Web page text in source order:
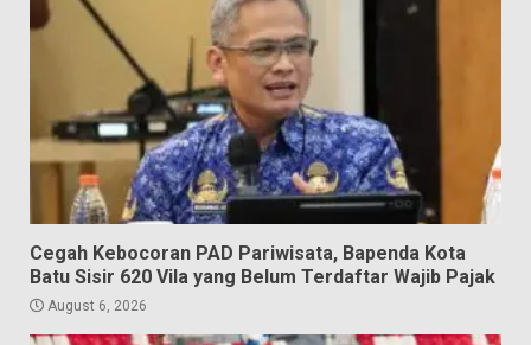
Cegah Kebocoran PAD Pariwisata, Bapenda Kota
Batu Sisir 620 Vila yang Belum Terdaftar Wajib Pajak
August 6, 2026